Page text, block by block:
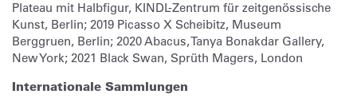
Plateau mit Halbfigur, KINDL-Zentrum für zeitgenössische
Kunst, Berlin; 2019 Picasso X Scheibitz, Museum
Berggruen, Berlin; 2020 Abacus, Tanya Bonakdar Gallery,
New York; 2021 Black Swan, Sprüth Magers, London
Internationale Sammlungen